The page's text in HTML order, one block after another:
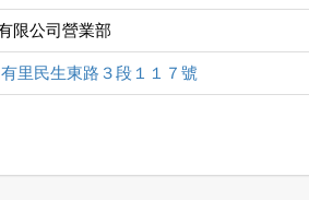
限公司營業部
里民生東路３段１１７號